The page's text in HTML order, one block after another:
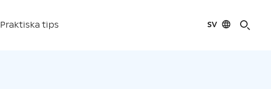
Praktiska tips SV